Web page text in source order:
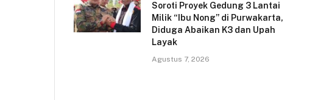
Soroti Proyek Gedung 3 Lantai
Milik “Ibu Nong” di Purwakarta,
Diduga Abaikan K3 dan Upah
Layak
Agustus 7, 2026